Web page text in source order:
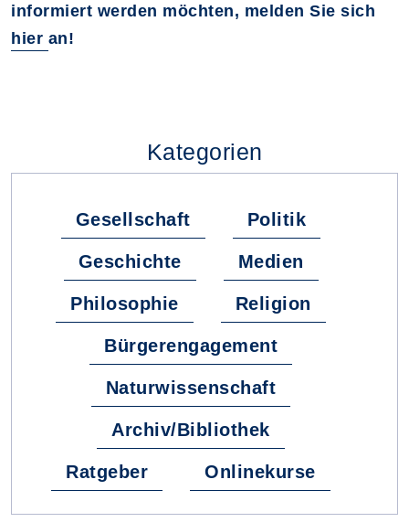
informiert werden möchten, melden Sie sich
hier an!
Kategorien
Gesellschaft Politik
Geschichte Medien
Philosophie Religion
Bürgerengagement
Naturwissenschaft
Archiv/Bibliothek
Ratgeber Onlinekurse